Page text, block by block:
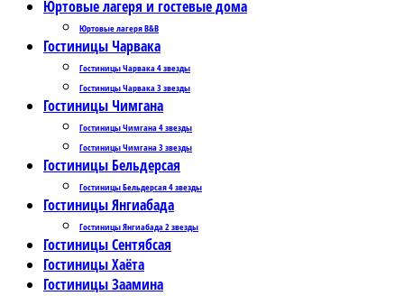
Юртовые лагеря и гостевые дома
Юртовые лагеря B&B
Гостиницы Чарвака
Гостиницы Чарвака 4 звезды
Гостиницы Чарвака 3 звезды
Гостиницы Чимгана
Гостиницы Чимгана 4 звезды
Гостиницы Чимгана 3 звезды
Гостиницы Бельдерсая
Гостиницы Бельдерсая 4 звезды
Гостиницы Янгиабада
Гостиницы Янгиабада 2 звезды
Гостиницы Сентябсая
Гостиницы Хаёта
Гостиницы Заамина